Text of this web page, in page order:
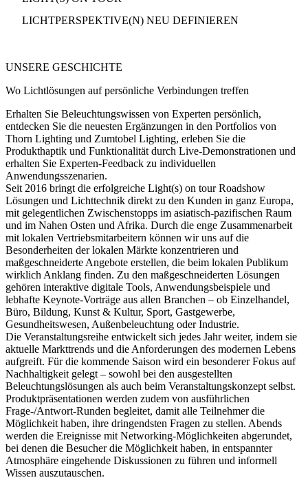
LICHTPERSPEKTIVE(N) NEU DEFINIEREN
UNSERE GESCHICHTE
Wo Lichtlösungen auf persönliche Verbindungen treffen
Erhalten Sie Beleuchtungswissen von Experten persönlich,
entdecken Sie die neuesten Ergänzungen in den Portfolios von
Thorn Lighting und Zumtobel Lighting, erleben Sie die
Produkthaptik und Funktionalität durch Live-Demonstrationen und
erhalten Sie Experten-Feedback zu individuellen
Anwendungsszenarien.
Seit 2016 bringt die erfolgreiche Light(s) on tour Roadshow
Lösungen und Lichttechnik direkt zu den Kunden in ganz Europa,
mit gelegentlichen Zwischenstopps im asiatisch-pazifischen Raum
und im Nahen Osten und Afrika. Durch die enge Zusammenarbeit
mit lokalen Vertriebsmitarbeitern können wir uns auf die
Besonderheiten derlokalen Märkte konzentrieren und
maßgeschneiderte Angebote erstellen, die beim lokalen Publikum
wirklich Anklang finden. Zu den maßgeschneiderten Lösungen
gehören interaktive digitale Tools, Anwendungsbeispiele und
lebhafte Keynote-Vorträge aus allen Branchen – ob Einzelhandel,
Büro, Bildung, Kunst & Kultur, Sport, Gastgewerbe,
Gesundheitswesen, Außenbeleuchtung oder Industrie.
Die Veranstaltungsreihe entwickelt sich jedes Jahr weiter, indem sie
aktuelle Markttrends und die Anforderungen des modernen Lebens
aufgreift. Für die kommende Saison wird ein besonderer Fokus auf
Nachhaltigkeit gelegt – sowohl bei den ausgestellten
Beleuchtungslösungen als auch beim Veranstaltungskonzept selbst.
Produktpräsentationen werden zudem von ausführlichen
Frage-/Antwort-Runden begleitet, damit alle Teilnehmer die
Möglichkeit haben, ihre dringendsten Fragen zu stellen. Abends
werden die Ereignisse mit Networking-Möglichkeiten abgerundet,
bei denen die Besucher die Möglichkeit haben, in entspannter
Atmosphäre eingehende Diskussionen zu führen und informell
Wissen auszutauschen.